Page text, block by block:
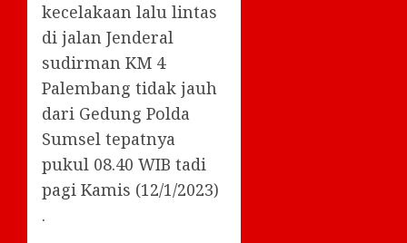
kecelakaan lalu lintas
di jalan Jenderal
sudirman KM 4
Palembang tidak jauh
dari Gedung Polda
Sumsel tepatnya
pukul 08.40 WIB tadi
pagi Kamis (12/1/2023)
.